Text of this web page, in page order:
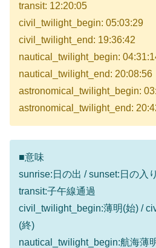
transit: 12:20:05
civil_twilight_begin: 05:03:29
civil_twilight_end: 19:36:42
nautical_twilight_begin:
nautical_twilight_end: 20:08:56
astronomical_twilight_begin:
astronomical_twilight_end:
■意味
sunrise:日の出 / sunset:日の入り
transit:子午線通過
civil_twilight_begin:薄明(始) /
(終)
nautical_twilight_begin:航海薄